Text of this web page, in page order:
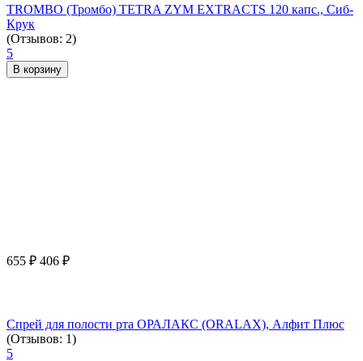
TROMBO (Тромбо) TETRA ZYM EXTRACTS 120 капс., Сиб-
Крук
(Отзывов: 2)
5
В корзину
655 ₽ 406 ₽
Спрей для полости рта ОРАЛАКС (ORALAX), Алфит Плюс
(Отзывов: 1)
5